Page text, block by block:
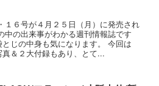
１６号が４月２５日（月）に発売され
中の出来事がわかる週刊情報誌です
じの中身も気になります。 今回は
真＆２大付録もあり、とて...